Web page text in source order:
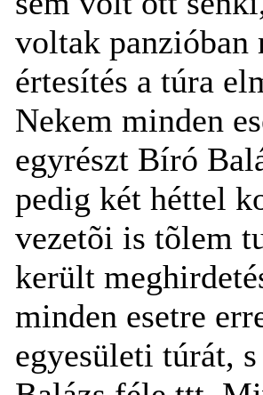
voltak panzióban
értesítés a túra
Nekem minden
egyrészt Bíró
pedig két héttel
vezetõi is tõlem
került
minden esetre
egyesületi túrát,